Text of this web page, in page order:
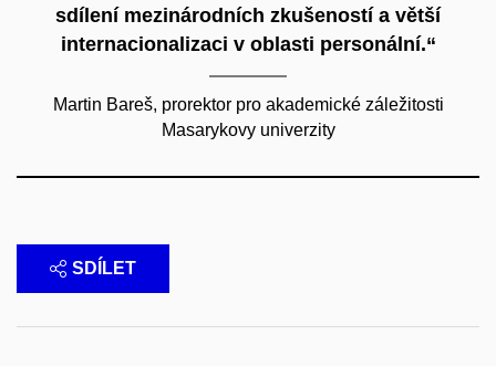
sdílení mezinárodních zkušeností a větší
internacionalizaci v oblasti personální.“
Martin Bareš, prorektor pro akademické záležitosti
Masarykovy univerzity
SDÍLET